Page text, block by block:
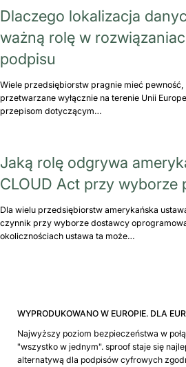
Dlaczego lokalizacja
ważną rolę w
podpisu
Wiele przedsiębiorstw pragnie mieć pewność,
przetwarzane wyłącznie na terenie Unii
przepisom dotyczącym…
Jaką rolę odgrywa
CLOUD Act przy wyborze
Dla wielu przedsiębiorstw amerykańska
czynnik przy wyborze dostawcy
okolicznościach ustawa ta może…
WYPRODUKOWANO W EUROPIE. DLA
Najwyższy poziom bezpieczeństwa w
"wszystko w jednym". sproof staje się
alternatywą dla podpisów cyfrowych